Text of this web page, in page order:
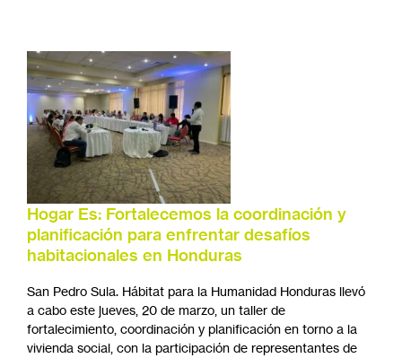
Hogar Es: Fortalecemos la coordinación y
planificación para enfrentar desafíos
habitacionales en Honduras
San Pedro Sula. Hábitat para la Humanidad Honduras llevó
a cabo este jueves, 20 de marzo, un taller de
fortalecimiento, coordinación y planificación en torno a la
vivienda social, con la participación de representantes de